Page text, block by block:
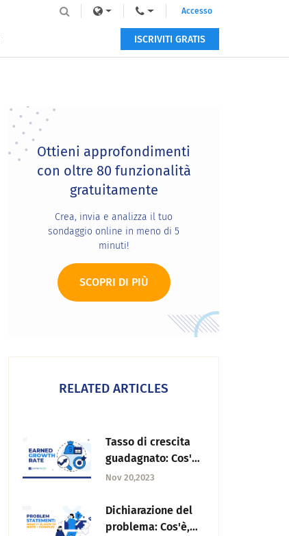
Accesso
ISCRIVITI GRATIS
Primary
Sidebar
Ottieni approfondimenti
con oltre 80 funzionalità
gratuitamente
Crea, invia e analizza il tuo
sondaggio online in meno di 5
minuti!
SCOPRI DI PIÙ
RELATED ARTICLES
Tasso di crescita
guadagnato: Cos'è,
perché e come
Nov 20,2023
Dichiarazione del
problema: Cos'è,